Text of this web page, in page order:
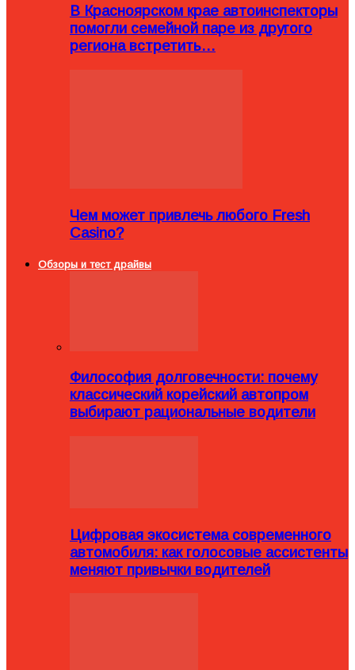
В Красноярском крае автоинспекторы
помогли семейной паре из другого
региона встретить…
Чем может привлечь любого Fresh
Casino?
Обзоры и тест драйвы
Философия долговечности: почему
классический корейский автопром
выбирают рациональные водители
Цифровая экосистема современного
автомобиля: как голосовые ассистенты
меняют привычки водителей